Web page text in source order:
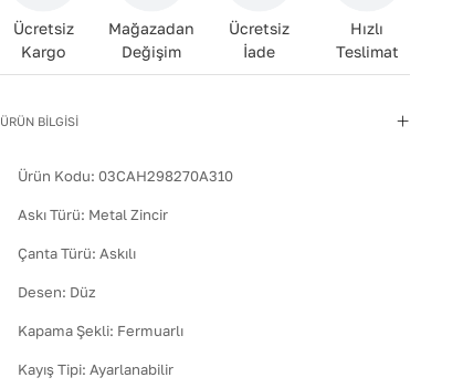
Ücretsiz
Kargo
Mağazadan
Değişim
Ücretsiz
İade
Hızlı
Teslimat
ÜRÜN BİLGİSİ
Ürün Kodu:03CAH298270A310
Askı Türü: Metal Zincir
Çanta Türü:Askılı
Desen: Düz
Kapama Şekli: Fermuarlı
Kayış Tipi:Ayarlanabilir